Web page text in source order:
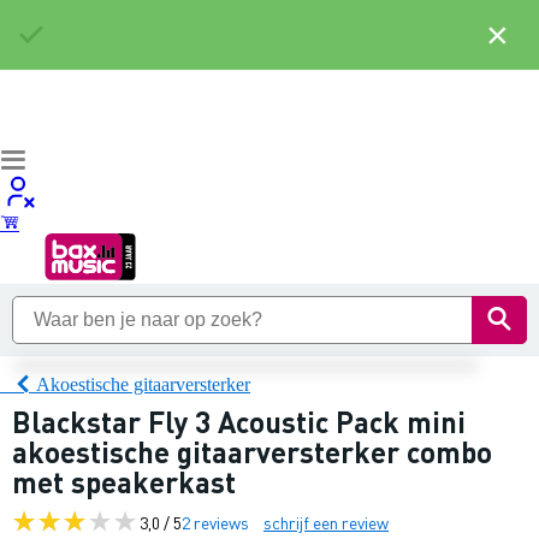
Akoestische gitaarversterker
Blackstar Fly 3 Acoustic Pack mini
akoestische gitaarversterker combo
met speakerkast
3,0 / 52 reviews schrijf een review
×